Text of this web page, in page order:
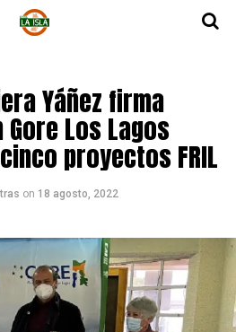
Yáñez firma
Los Lagos
proyectos FRIL
on 18 agosto, 2022